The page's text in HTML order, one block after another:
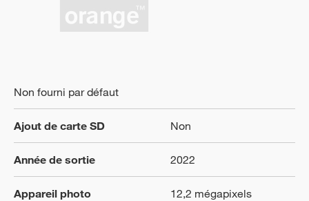
Non fourni par défaut
Ajout de carte SD Non
Année de sortie 2022
Appareil photo 12,2 mégapixels